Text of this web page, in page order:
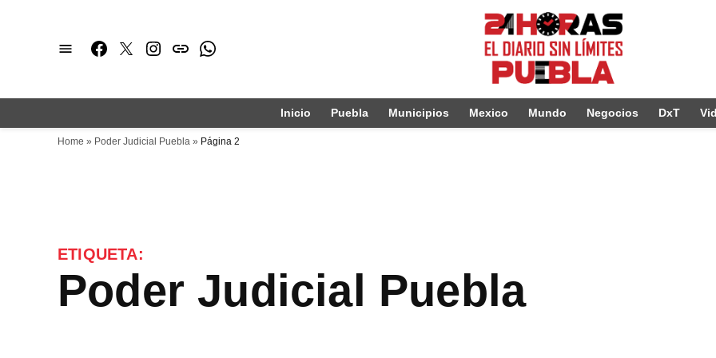
Facebook
TwitterInstagram
issuuWhatsapp
Inicio Puebla Municipios Mexico Mundo Negocios DxT
Home » Poder Judicial Puebla » Página 2
ETIQUETA:
Poder Judicial Puebla